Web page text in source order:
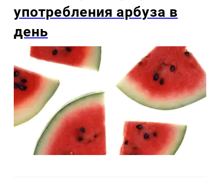
употребления арбуза в
день